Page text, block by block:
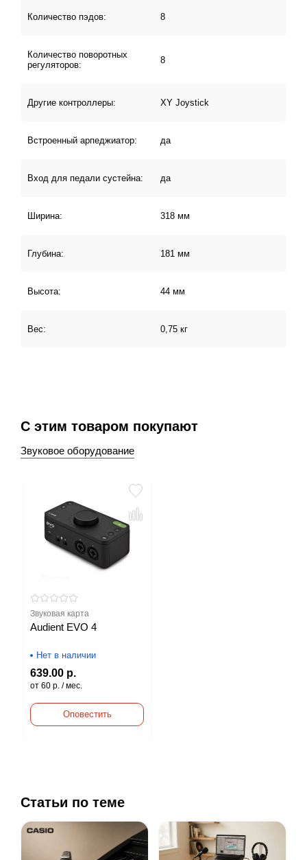
контроллера AKAI MPC.
предлагает оптимальное сочетание цены, качества и
Количество пэдов: 8
Количество поворотных
регуляторов:
8
Другие контроллеры: XY Joystick
Встроенный арпеджиатор: да
Вход для педали сустейна: да
Ширина: 318 мм
Глубина: 181 мм
Высота: 44 мм
Вес: 0,75 кг
С этим товаром покупают
Звуковое оборудование
Звуковая карта
Audient EVO 4
Нет в наличии
639.00 р.
от 60 р. / мес.
Оповестить
Статьи по теме